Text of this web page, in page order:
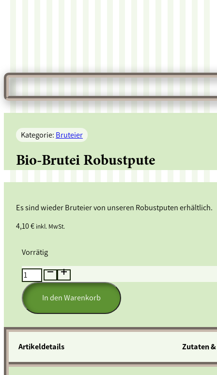
Kategorie: Bruteier
Bio-Brutei Robustpute
Es sind wieder Bruteier von unseren Robustputen erhältlich.
4,10€ inkl. MwSt.
Vorrätig
Bio-
Brutei
Robustpute
Menge
In den Warenkorb
Artikeldetails Zutaten